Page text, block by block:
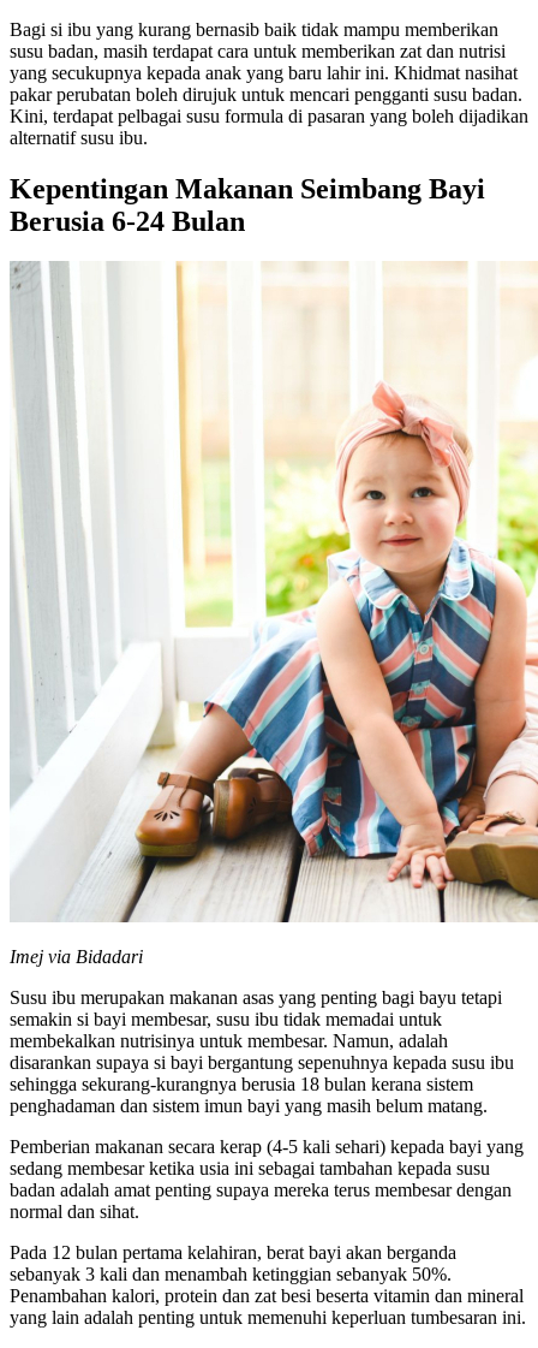
Bagi si ibu yang kurang bernasib baik tidak mampu memberikan
susu badan, masih terdapat cara untuk memberikan zat dan nutrisi
yang secukupnya kepada anak yang baru lahir ini. Khidmat nasihat
pakar perubatan boleh dirujuk untuk mencari pengganti susu badan.
Kini, terdapat pelbagai susu formula di pasaran yang boleh dijadikan
alternatif susu ibu.
Kepentingan Makanan Seimbang Bayi
Berusia 6-24 Bulan
Imej via Bidadari
Susu ibu merupakan makanan asas yang penting bagi bayu tetapi
semakin si bayi membesar, susu ibu tidak memadai untuk
membekalkan nutrisinya untuk membesar. Namun, adalah
disarankan supaya si bayi bergantung sepenuhnya kepada susu ibu
sehingga sekurang-kurangnya berusia 18 bulan kerana sistem
penghadaman dan sistem imun bayi yang masih belum matang.
Pemberian makanan secara kerap (4-5 kali sehari) kepada bayi yang
sedang membesar ketika usia ini sebagai tambahan kepada susu
badan adalah amat penting supaya mereka terus membesar dengan
normal dan sihat.
Pada 12 bulan pertama kelahiran, berat bayi akan berganda
sebanyak 3 kali dan menambah ketinggian sebanyak 50%.
Penambahan kalori, protein dan zat besi beserta vitamin dan mineral
yang lain adalah penting untuk memenuhi keperluan tumbesaran ini.